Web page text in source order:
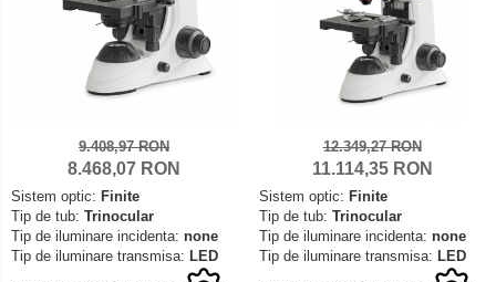
9.408,97 RON
8.468,07 RON
Sistem optic: Finite
Tip de tub: Trinocular
Tip de iluminare incidenta: none
Tip de iluminare transmisa: LED
12.349,27 RON
11.114,35 RON
Sistem optic: Finite
Tip de tub: Trinocular
Tip de iluminare incidenta: none
Tip de iluminare transmisa: LED